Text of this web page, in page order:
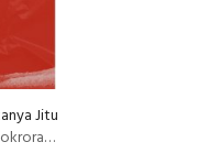
Jitu